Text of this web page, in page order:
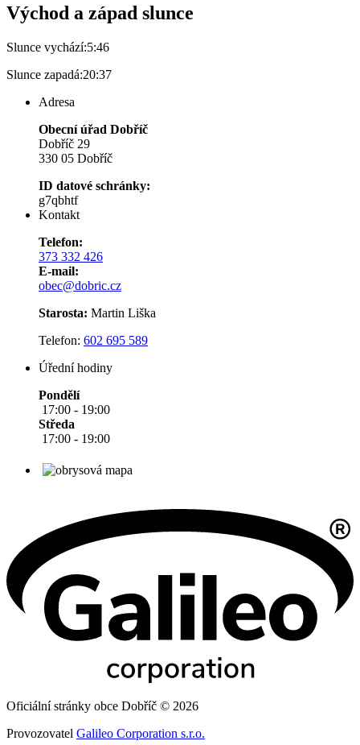
Východ a západ slunce
Slunce vychází:5:46
Slunce zapadá:20:37
Adresa
Obecní úřad Dobříč
Dobříč 29
330 05 Dobříč
ID datové schránky:
g7qbhtf
Kontakt
Telefon:
373 332 426
E-mail:
obec@dobric.cz
Starosta: Martin Liška
Telefon: 602 695 589
Úřední hodiny
Pondělí
17:00 - 19:00
Středa
17:00 - 19:00
Oficiální stránky obce Dobříč © 2026
Provozovatel Galileo Corporation s.r.o.